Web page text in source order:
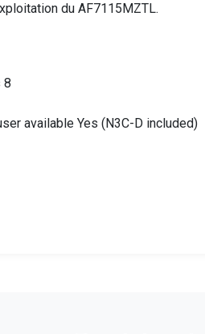
du AF7115MZTL.
8
available Yes (N3C-D included)